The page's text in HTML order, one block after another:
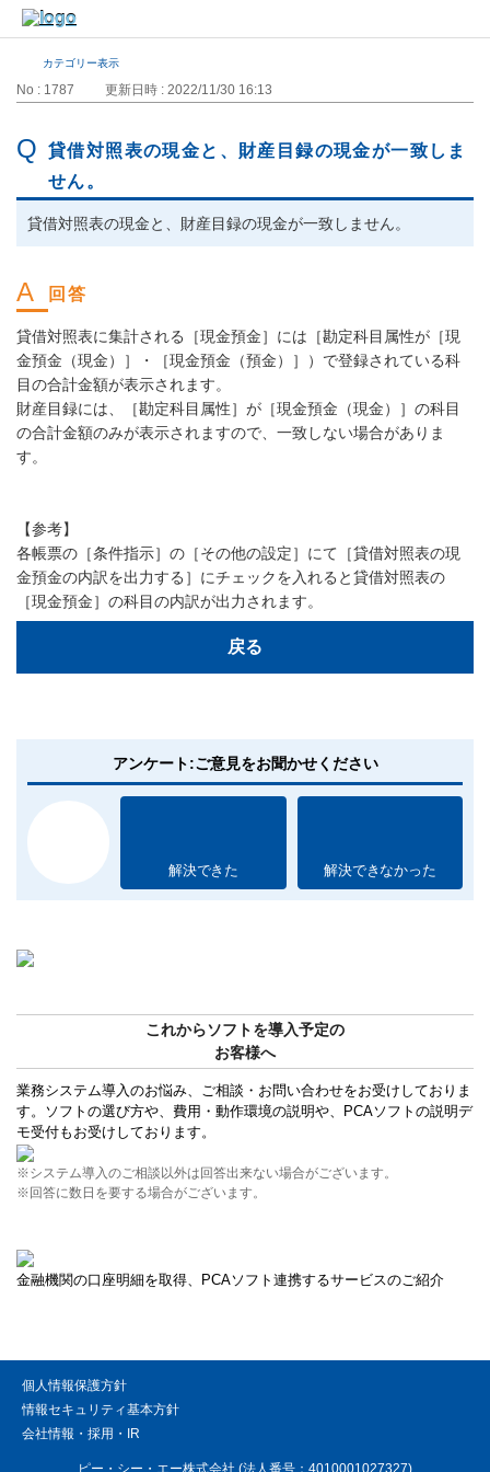
カテゴリー表示
No : 1787 更新日時 : 2022/11/30 16:13
貸借対照表の現金と、財産目録の現金が一致しま
せん。
貸借対照表の現金と、財産目録の現金が一致しません。
貸借対照表に集計される［現金預金］には［勘定科目属性が［現
金預金（現金）］・［現金預金（預金）］）で登録されている科
目の合計金額が表示されます。
財産目録には、［勘定科目属性］が［現金預金（現金）］の科目
の合計金額のみが表示されますので、一致しない場合がありま
す。
【参考】
各帳票の［条件指示］の［その他の設定］にて［貸借対照表の現
金預金の内訳を出力する］にチェックを入れると貸借対照表の
［現金預金］の科目の内訳が出力されます。
戻る
アンケート:ご意見をお聞かせください
解決できた 解決できなかった
これからソフトを導入予定の
お客様へ
業務システム導入のお悩み、ご相談・お問い合わせをお受けしておりま
す。ソフトの選び方や、費用・動作環境の説明や、PCAソフトの説明デ
モ受付もお受けしております。
※システム導入のご相談以外は回答出来ない場合がございます。
※回答に数日を要する場合がございます。
金融機関の口座明細を取得、PCAソフト連携するサービスのご紹介
個人情報保護方針
情報セキュリティ基本方針
会社情報・採用・IR
ピー・シー・エー株式会社 (法人番号：4010001027327)